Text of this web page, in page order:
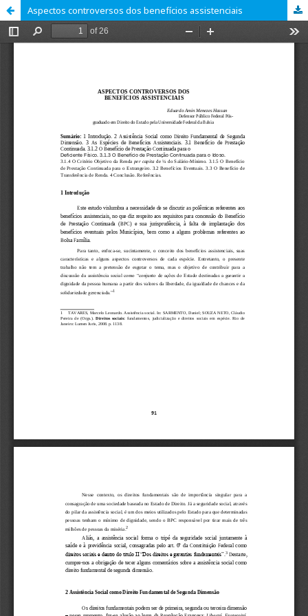
Aspectos controversos dos benefícios assistenciais